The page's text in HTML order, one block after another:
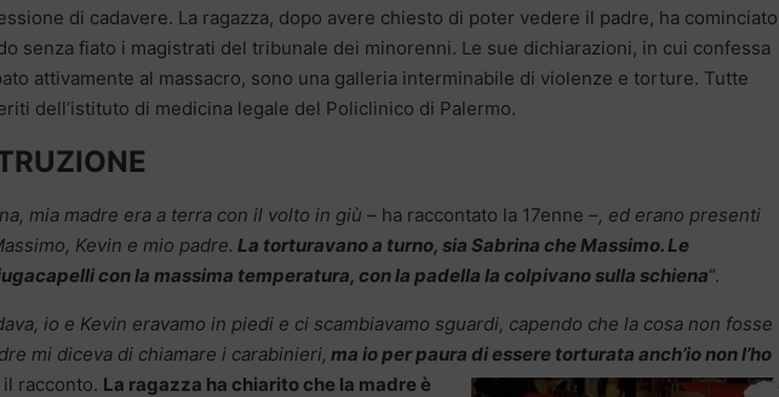
di cadavere. La ragazza, dopo avere chiesto di poter vedere il padre, ha cominciato
senza fiato i magistrati del tribunale dei minorenni. Le sue dichiarazioni, in cui confessa
attivamente al massacro, sono una galleria interminabile di violenze e torture. Tutte
dell’istituto di medicina legale del Policlinico di Palermo.
mia madre era a terra con il volto in giù – ha raccontato la 17enne –, ed erano presenti
Kevin e mio padre. La torturavano a turno, sia Sabrina che Massimo. Le
con la massima temperatura, con la padella la colpivano sulla schiena“.
io e Kevin eravamo in piedi e ci scambiavamo sguardi, capendo che la cosa non fosse
mi diceva di chiamare i carabinieri, ma io per paura di essere torturata anch’io non l’ho
il racconto. La ragazza ha chiarito che la madre è